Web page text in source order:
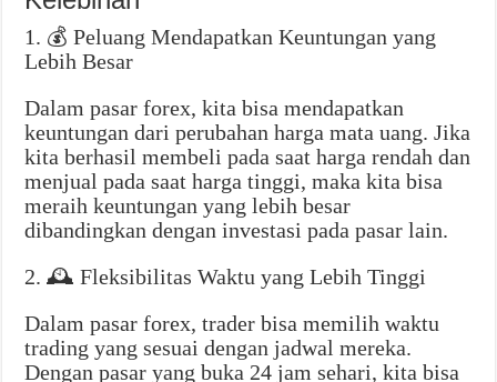
1. 💰 Peluang Mendapatkan Keuntungan yang
Lebih Besar
Dalam pasar forex, kita bisa mendapatkan
keuntungan dari perubahan harga mata uang. Jika
kita berhasil membeli pada saat harga rendah dan
menjual pada saat harga tinggi, maka kita bisa
meraih keuntungan yang lebih besar
dibandingkan dengan investasi pada pasar lain.
2. 🕰️ Fleksibilitas Waktu yang Lebih Tinggi
Dalam pasar forex, trader bisa memilih waktu
trading yang sesuai dengan jadwal mereka.
Dengan pasar yang buka 24 jam sehari, kita bisa